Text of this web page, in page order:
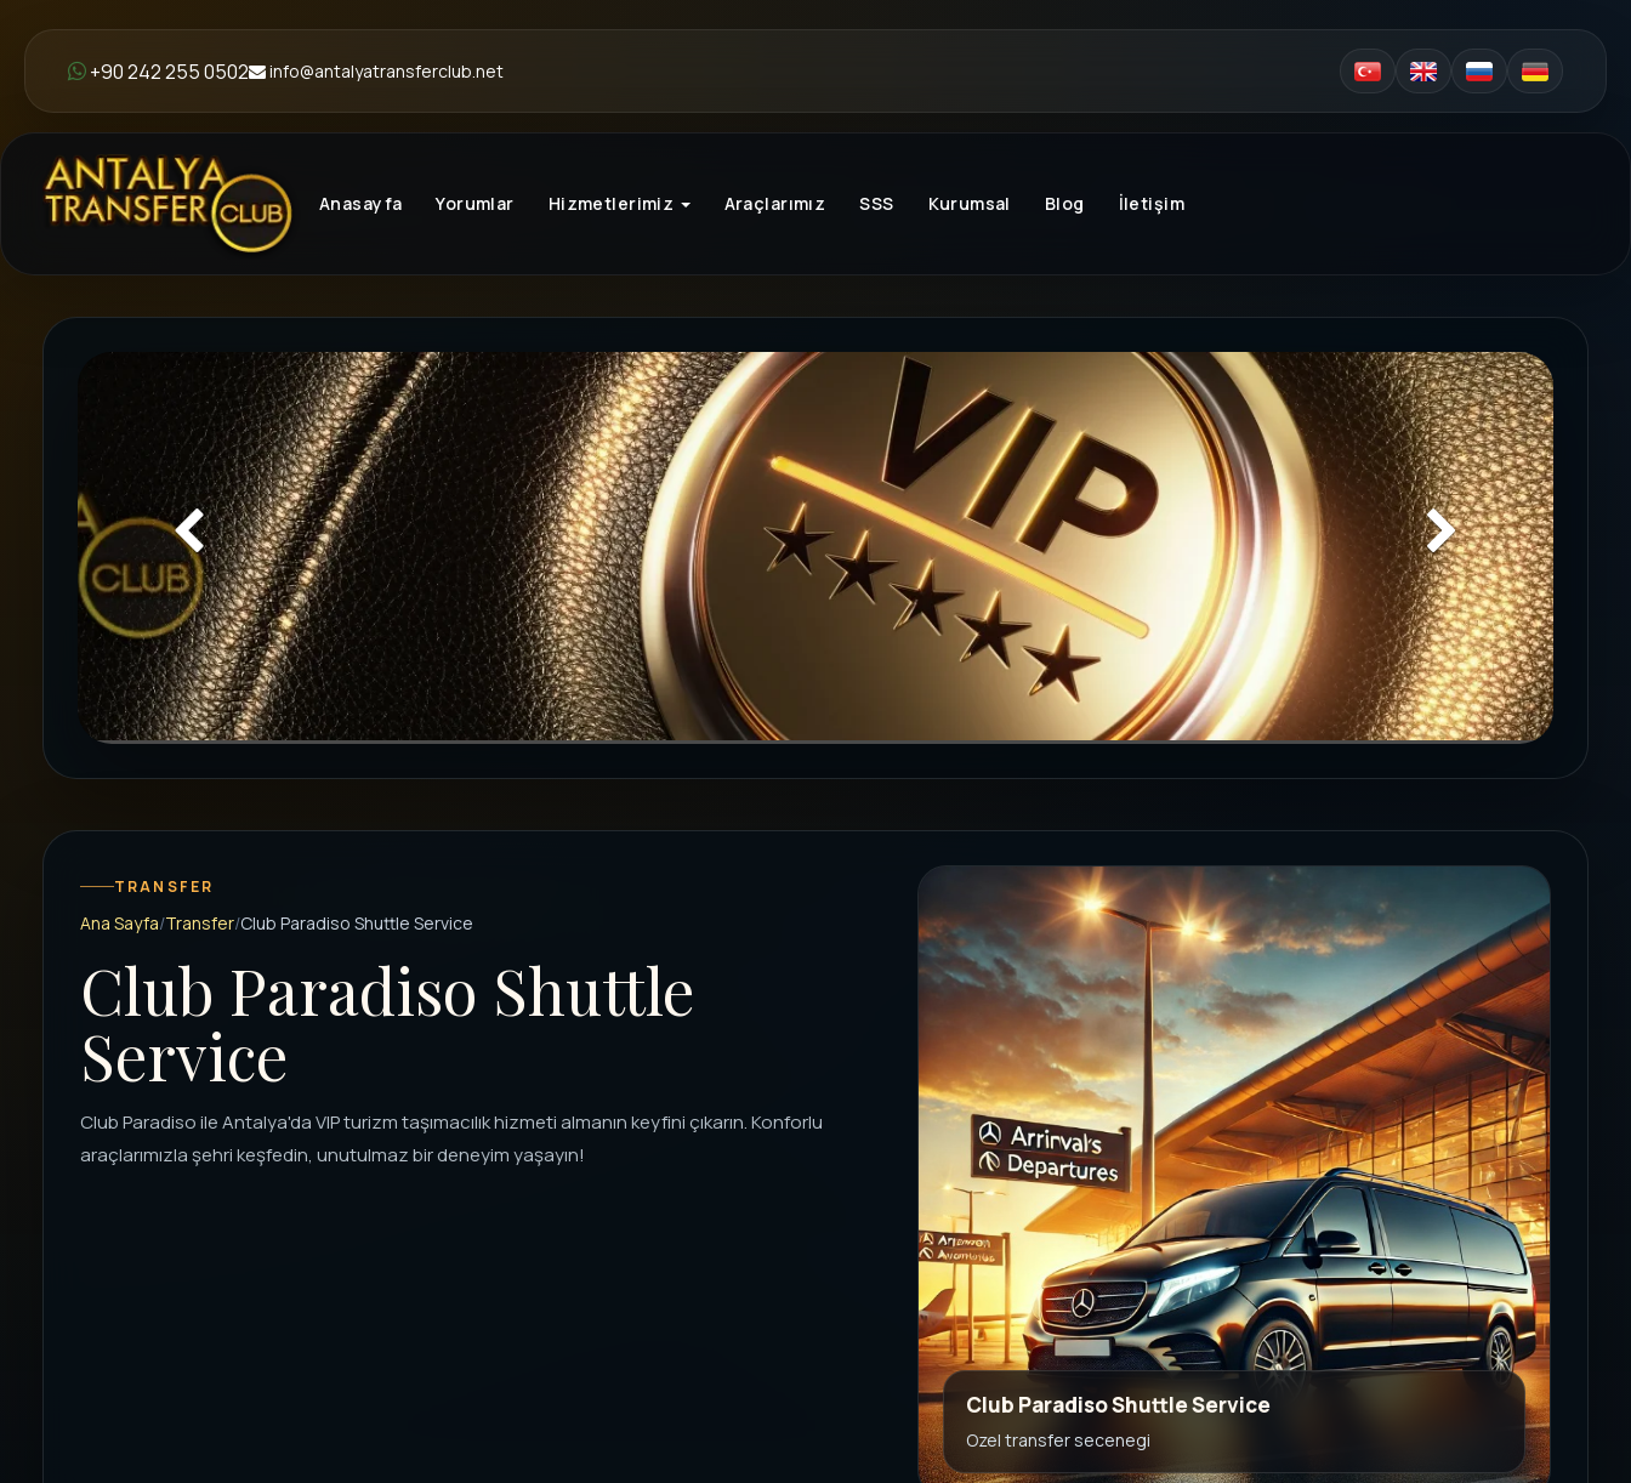
+90 242 255 0502 info@antalyatransferclub.net
Anasayfa Yorumlar Hizmetlerimiz Araçlarımız SSS Kurumsal Blog İletişim
TRANSFER
Ana Sayfa Transfer Club Paradiso Shuttle Service
Club Paradiso Shuttle
Service
Club Paradiso ile Antalya'da VIP turizm taşımacılık hizmeti almanın keyfini çıkarın. Konforlu
araçlarımızla şehri keşfedin, unutulmaz bir deneyim yaşayın!
Club Paradiso Shuttle Service
Ozel transfer secenegi